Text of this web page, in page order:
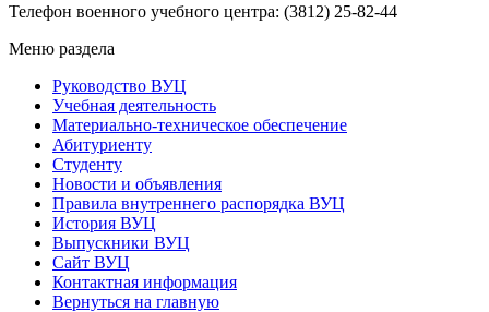
Телефон военного учебного центра: (3812) 25-82-44
Меню раздела
Руководство ВУЦ
Учебная деятельность
Материально-техническое обеспечение
Абитуриенту
Студенту
Новости и объявления
Правила внутреннего распорядка ВУЦ
История ВУЦ
Выпускники ВУЦ
Сайт ВУЦ
Контактная информация
Вернуться на главную